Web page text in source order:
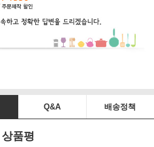
Q&A 배송정책
상품평